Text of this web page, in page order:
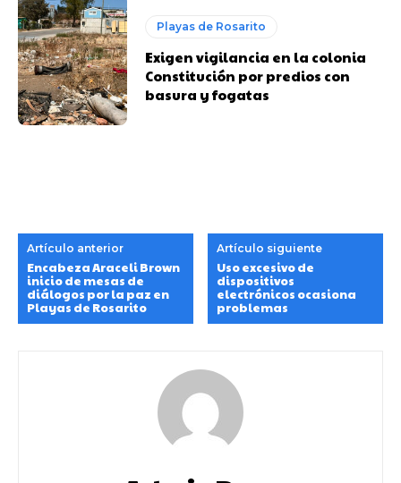
Playas de Rosarito
Exigen vigilancia en la colonia
Constitución por predios con
basura y fogatas
Artículo anterior
Encabeza Araceli Brown
inicio de mesas de
diálogos por la paz en
Playas de Rosarito
Artículo siguiente
Uso excesivo de
dispositivos
electrónicos ocasiona
problemas